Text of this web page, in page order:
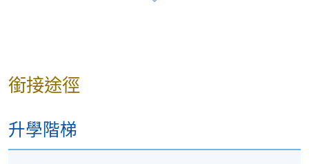
現時接受報名
銜接途徑
升學階梯